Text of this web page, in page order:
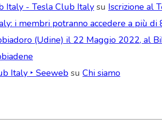
Italy - Tesla Club Italy su Iscrizione al
i membri potranno accedere a più di
(Udine) il 22 Maggio 2022, al
Italy ‣ Seeweb su Chi siamo